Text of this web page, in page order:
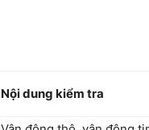
Nội dung kiểm tra